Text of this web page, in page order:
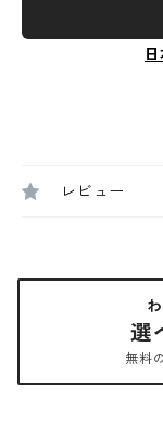
レビュー
選
無料